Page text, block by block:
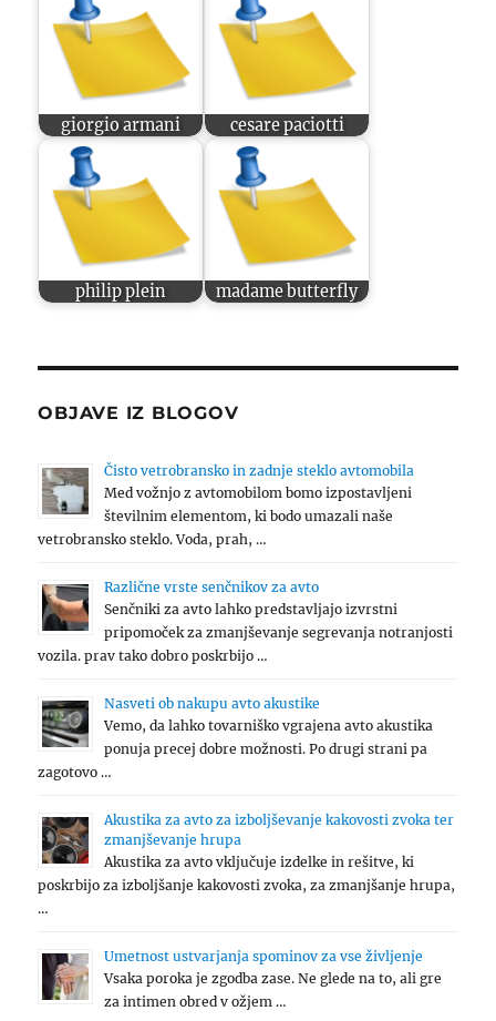
giorgio armani cesare paciotti
philip plein madame butterfly
OBJAVE IZ BLOGOV
Čisto vetrobransko in zadnje steklo avtomobila
Med vožnjo z avtomobilom bomo izpostavljeni
številnim elementom, ki bodo umazali naše
vetrobransko steklo. Voda, prah, …
Različne vrste senčnikov za avto
Senčniki za avto lahko predstavljajo izvrstni
pripomoček za zmanjševanje segrevanja notranjosti
vozila. prav tako dobro poskrbijo …
Nasveti ob nakupu avto akustike
Vemo, da lahko tovarniško vgrajena avto akustika
ponuja precej dobre možnosti. Po drugi strani pa
zagotovo …
Akustika za avto za izboljševanje kakovosti zvoka ter
zmanjševanje hrupa
Akustika za avto vključuje izdelke in rešitve, ki
poskrbijo za izboljšanje kakovosti zvoka, za zmanjšanje hrupa,
…
Umetnost ustvarjanja spominov za vse življenje
Vsaka poroka je zgodba zase. Ne glede na to, ali gre
za intimen obred v ožjem …